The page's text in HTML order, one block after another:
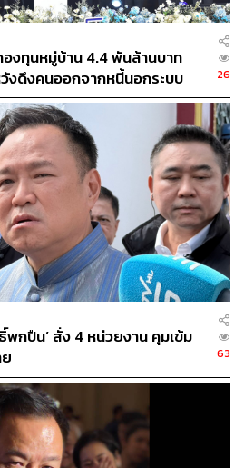
ามสถานการณ์ชายแดนภาคใต้
กการว่า จะมีการจัดตั้งคณะผู้แทน
กลไกที่จะเชื่อมการทำงานระหว่าง
ในพื้นที่ ให้มีความสอดคล้องกัน
ะมาณ 4 เดือน หรือ ไม่เกิน 1 ปี จึง
สำคัญในการกำหนดเป้าหมายการ
าในเวลาที่จำกัด ขณะนี้ก็มีการตั้ง
หัวหน้าคณะพูดคุยสันติสุข ก็จะเริ่ม
ไป
ยชื่อคณะผู้แทนพิเศษของรัฐบาล
องค์ประกอบที่เหมาะสม แล้วไปคัด
การพิจารณาร่วมกันระหว่าง สมช.
จะไม่ได้ใหญ่มากนัก ยังไม่สามารถ
ละเอียดอีกครั้ง แต่คาดว่าน่าจะมี
อีกครั้งว่ารูปแบบจะเป็นอย่างไร
เวลาที่จำกัด จึงจะเร่งดำเนินการ
งทุนหมู่บ้าน 4.4 พันล้านบาท
งดึงคนออกจากหนี้นอกระบบ
26
พกปืน’ สั่ง 4 หน่วยงาน คุมเข้ม
63